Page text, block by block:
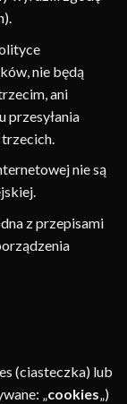
nie będą
ani
przesyłania
nie są
z przepisami
(ciasteczka) lub
„cookies„)